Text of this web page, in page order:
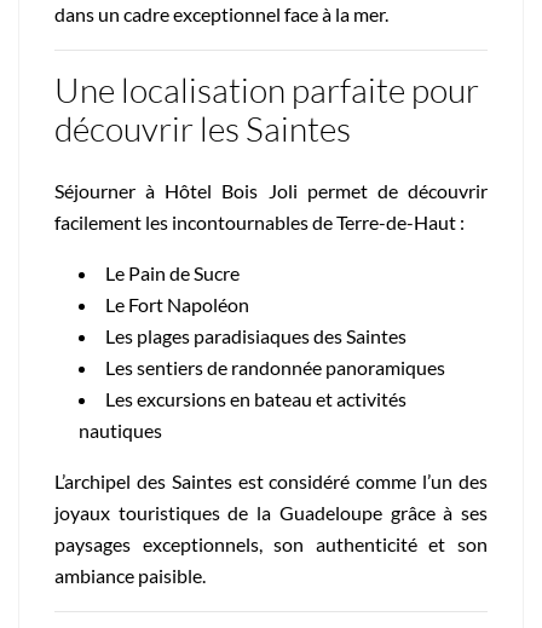
dans un cadre exceptionnel face à la mer.
Une localisation parfaite pour
découvrir les Saintes
Séjourner à Hôtel Bois Joli permet de découvrir
facilement les incontournables de Terre-de-Haut :
Le Pain de Sucre
Le Fort Napoléon
Les plages paradisiaques des Saintes
Les sentiers de randonnée panoramiques
Les excursions en bateau et activités
nautiques
L’archipel des Saintes est considéré comme l’un des
joyaux touristiques de la Guadeloupe grâce à ses
paysages exceptionnels, son authenticité et son
ambiance paisible.